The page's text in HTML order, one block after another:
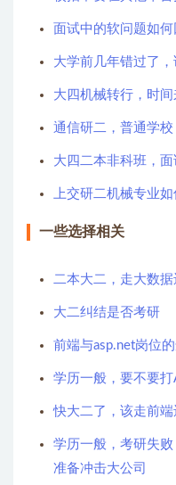
面试中的软问题如何
大学前几年错过了，
大四机械转行，时
通信研二，普通学
大四二本非科班，面
上交研二机械专业如
一些选择相关
二本大二，走大数据
大二纠结是否考研
前端与asp.net岗位
学历一般，要不要打
快大二了，该走前端
学历一般，考研失
准备冲击大公司